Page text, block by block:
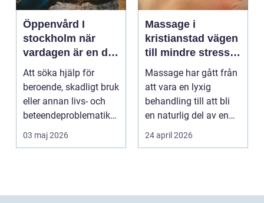
Öppenvård I
stockholm när
vardagen är en del
av behandlingen
Att söka hjälp för
beroende, skadligt bruk
eller annan livs- och
beteendeproblematik
är ett stort st...
03 maj 2026
Massage i
kristianstad vägen
till mindre stress
och mer energi i
vardagen
Massage har gått från
att vara en lyxig
behandling till att bli
en naturlig del av en
hållbar livsst...
24 april 2026